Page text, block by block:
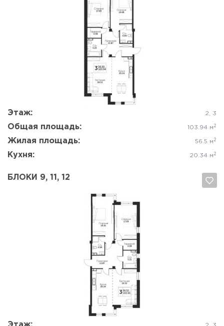
Этаж: 2, 3
Общая площадь: 103.94 м 2
Жилая площадь: 56.5 м 2
Кухня: 20.34 м 2
Да, удалить Отмена
БЛОКИ 9, 11, 12
Да, удалить